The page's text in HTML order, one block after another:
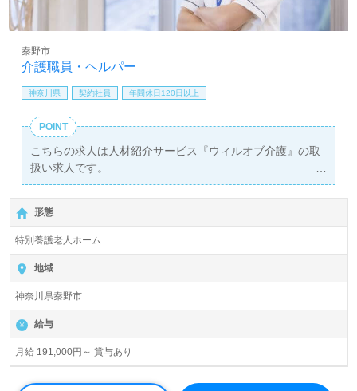
介護職員・ヘルパー
秦野市
神奈川県 契約社員 年間休日120日以上
POINT
こちらの求人は人材紹介サービス『ウィルオブ介護』の取
扱い求人です。
詳細に関してお気軽にご相談ください♪
【無料】で皆さんの転職活動をサポートいたします。
形態
特別養護老人ホーム
地域
神奈川県秦野市
給与
月給 191,000円～ 賞与あり